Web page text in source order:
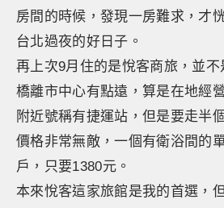
房間的時候，發現一房難求，才
台北過夜的好日子。
再上次9月住的是悅客商旅，並
橋離市中心有點遠，算是在地經
附近號稱有捷運站，但是要走半
價格非常無敵，一個有衛浴間的
戶，只要1380元。
本來悅客這家旅館是我的首選，